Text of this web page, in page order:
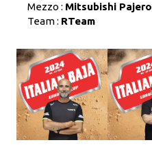
Mezzo : Mitsubishi Pajero
Team : RTeam